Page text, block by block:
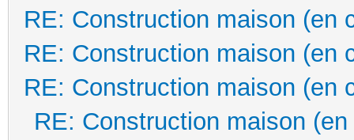
RE: Construction maison (en
RE: Construction maison (en
RE: Construction maison (en
RE: Construction maison